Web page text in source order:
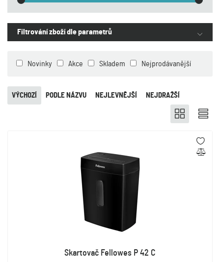
Filtrování zboží dle parametrů
Novinky Akce Skladem Nejprodávanější
NEJLEVNĚJŠÍ NEJDRAŽŠÍ
PODLE NÁZVU
VÝCHOZÍ
Skartovač Fellowes P 42 C